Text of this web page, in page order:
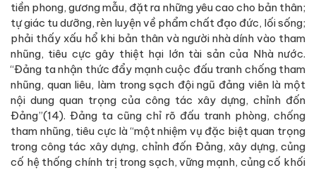
tiền phong, gương mẫu, đặt ra những yêu cao cho bản thân;
tự giác tu dưỡng, rèn luyện về phẩm chất đạo đức, lối sống;
phải thấy xấu hổ khi bản thân và người nhà dính vào tham
nhũng, tiêu cực gây thiệt hại lớn tài sản của Nhà nước.
“Đảng ta nhận thức đẩy mạnh cuộc đấu tranh chống tham
nhũng, quan liêu, làm trong sạch đội ngũ đảng viên là một
nội dung quan trọng của công tác xây dựng, chỉnh đốn
Đảng”(14). Đảng ta cũng chỉ rõ đấu tranh phòng, chống
tham nhũng, tiêu cực là “một nhiệm vụ đặc biệt quan trọng
trong công tác xây dựng, chỉnh đốn Đảng, xây dựng, củng
cố hệ thống chính trị trong sạch, vững mạnh, củng cố khối